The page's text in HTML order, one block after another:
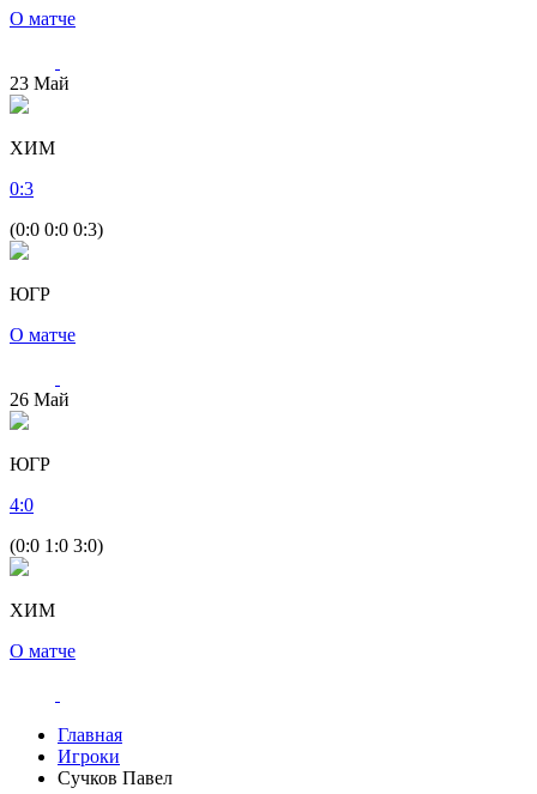
О матче
23 Май
ХИМ
0:3
(0:0 0:0 0:3)
ЮГР
О матче
26 Май
ЮГР
4:0
(0:0 1:0 3:0)
ХИМ
О матче
Главная
Игроки
Сучков Павел